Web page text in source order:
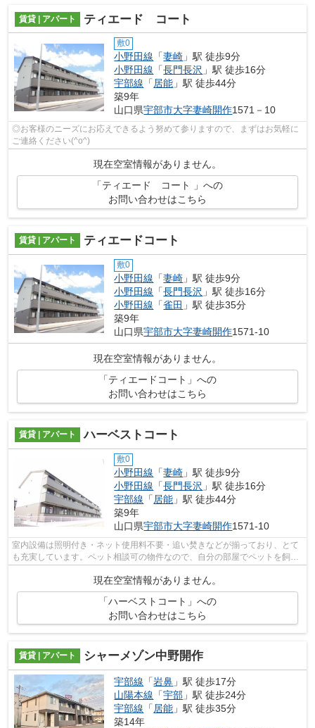
賃貸 | アパート ティエード コート
敷0
小野田線 「妻崎 」駅 徒歩9分
小野田線 「長門長沢 」駅 徒歩16分
宇部線 「居能 」駅 徒歩44分
築9年
山口県宇部市大字妻崎開作1571－10
◎お客様のニーズにお応えできるよう努めて参りますので、まずはお気軽に
ご連絡ください(^o^)
現在空室情報がありません。
「ティエード コート 」への
お問い合わせはこちら
賃貸 | アパート ティエードコート
敷0
小野田線 「妻崎 」駅 徒歩9分
小野田線 「長門長沢 」駅 徒歩16分
小野田線 「雀田 」駅 徒歩35分
築9年
山口県宇部市大字妻崎開作1571-10
現在空室情報がありません。
「ティエードコート」への
お問い合わせはこちら
賃貸 | アパート ハーベストコート
敷0
小野田線 「妻崎 」駅 徒歩9分
小野田線 「長門長沢 」駅 徒歩16分
宇部線 「 居能 」駅 徒歩44分
築9年
山口県宇部市大字妻崎開作1571-10
室内設備は照明付き・ネット使用料不要・追い焚きなどが揃っており、とて
も充実しています。ペット相談可の物件なので、自分の部屋でペットを飼い
たいという方にもおすすめです。1LDK...
現在空室情報がありません。
「ハーベストコート」への
お問い合わせはこちら
賃貸 | アパート シャーメゾン中野開作
宇部線 「岩鼻 」駅 徒歩17分
山陽本線 「宇部 」駅 徒歩24分
宇部線 「 居能 」駅 徒歩35分
築14年